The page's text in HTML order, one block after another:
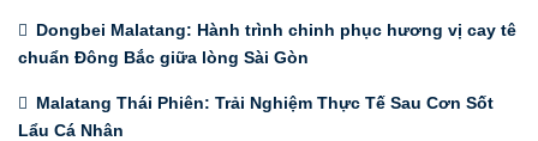
Dongbei Malatang: Hành trình chinh phục hương vị cay tê
chuẩn Đông Bắc giữa lòng Sài Gòn
Malatang Thái Phiên: Trải Nghiệm Thực Tế Sau Cơn Sốt
Lẩu Cá Nhân